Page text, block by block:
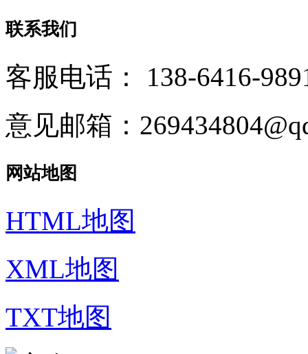
联系我们
客服电话： 138-6416-
意见邮箱：
网站地图
HTML地图
XML地图
TXT地图